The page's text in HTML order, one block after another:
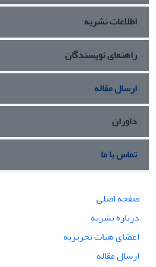
اطلاعات نشریه
راهنمای نویسندگان
ارسال مقاله
داوران
تماس با ما
صفحه اصلی
درباره نشریه
اعضای هیات تحریریه
ارسال مقاله